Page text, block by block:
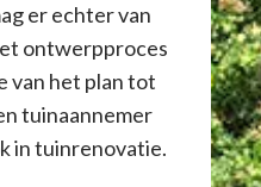
er echter van
ontwerpproces
van het plan tot
tuinaannemer
in tuinrenovatie.